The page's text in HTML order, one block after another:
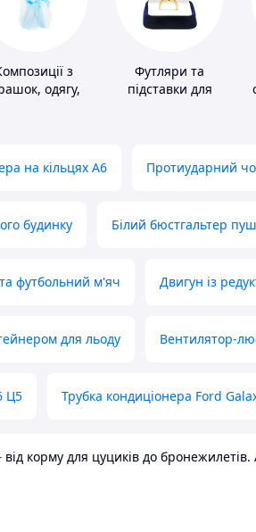
з
одягу,
Футляри та
підставки для
на кільцях А6 Протиударний
будинку Білий бюстгальтер
футбольний м'яч Двигун із
для льоду Вентилятор-
Ц5 Трубка кондиціонера Ford
корму для цуциків до бронежилетів.